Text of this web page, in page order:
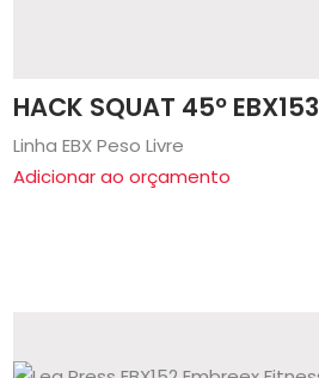
HACK SQUAT 45º EBX153
Linha EBX Peso Livre
Adicionar ao orçamento